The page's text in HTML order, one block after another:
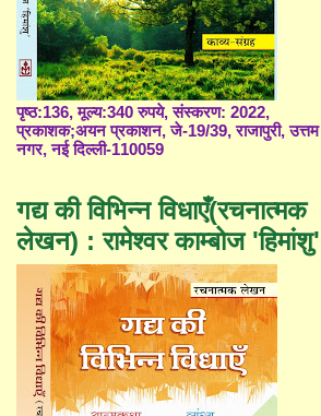
पृष्ठ:136, मूल्य:340 रुपये, संस्करण: 2022,
प्रकाशक;अयन प्रकाशन, जे-19/39, राजापुरी, उत्तम
नगर, नई दिल्ली-110059
गद्य की विभिन्न विधाएँ(रचनात्मक
लेखन) : रामेश्वर काम्बोज 'हिमांशु'